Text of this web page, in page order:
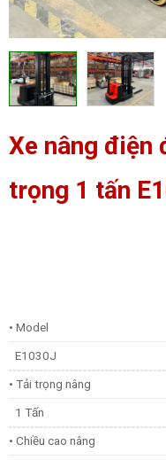
Xe nâng điện
trọng 1 tấn
• Model
E1030J
• Tải trọng nâng
1 Tấn
• Chiều cao nâng